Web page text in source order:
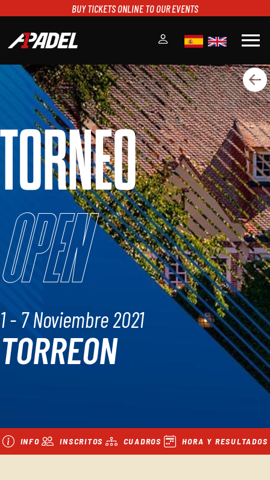
BUY TICKETS ONLINE TO OUR EVENTS
menu
A1PADEL
RANKING
CALENDARIO
TORNEOS
NOTICIAS
MULTIMEDIA
SCOREBOARD
STREAMING
TORNEO
Open
1 - 7 Noviembre 2021
TORREON
INFO INSCRITOS CUADROS HORA Y RESULTADOS